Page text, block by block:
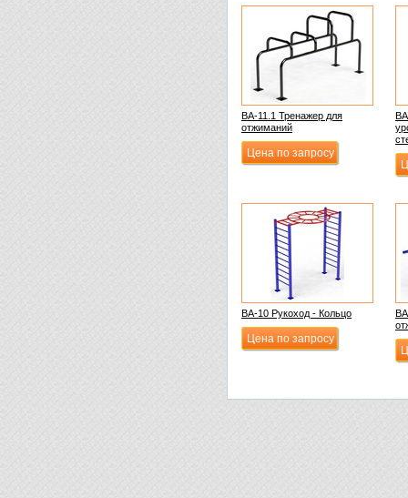
ВА-11.1 Тренажер для
отжиманий
Цена по запросу
ВА-10 Рукоход - Кольцо
Цена по запросу